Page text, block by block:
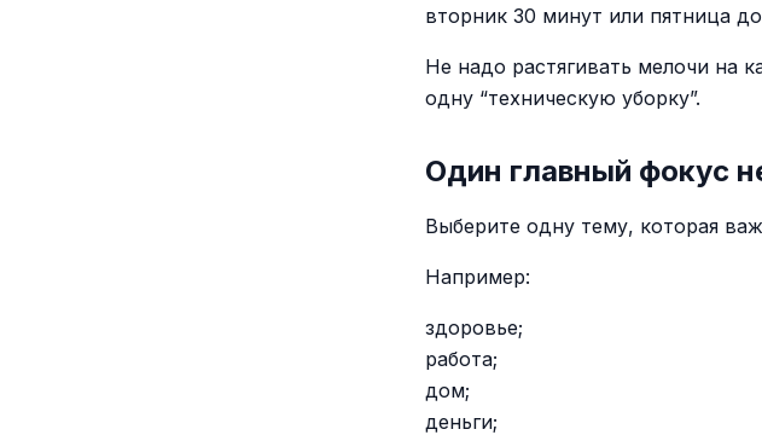
вторник 30 минут или пятница
Не надо растягивать мелочи на
одну “техническую уборку”.
Один главный фокус
Выберите одну тему, которая
Например:
здоровье;
работа;
дом;
деньги;